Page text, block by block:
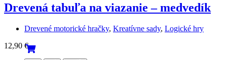
Drevená tabuľa na viazanie – medvedík
Drevené motorické hračky, Kreatívne sady, Logické hry
12,90 €